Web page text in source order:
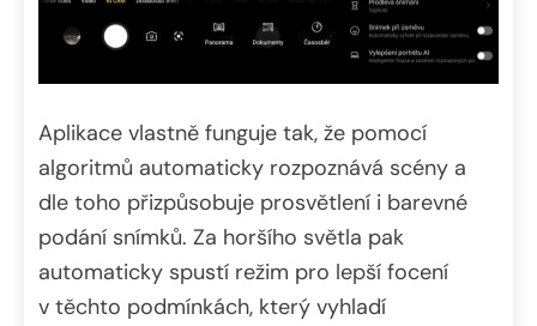
Aplikace vlastně funguje tak, že pomocí
algoritmů automaticky rozpoznává scény a
dle toho přizpůsobuje prosvětlení i barevné
podání snímků. Za horšího světla pak
automaticky spustí režim pro lepší focení
v těchto podmínkách, který vyhladí